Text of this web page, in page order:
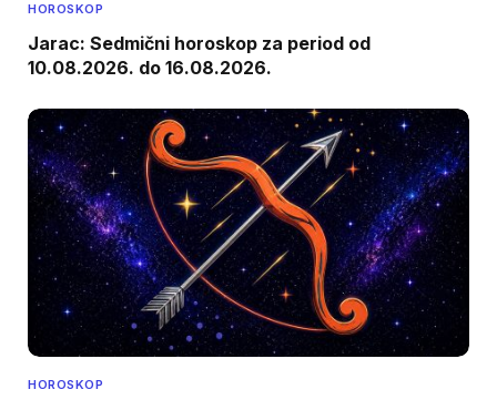
HOROSKOP
Jarac: Sedmični horoskop za period od
10.08.2026. do 16.08.2026.
HOROSKOP